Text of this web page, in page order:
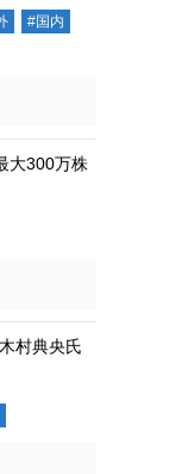
#国内
大300万株
村典央氏